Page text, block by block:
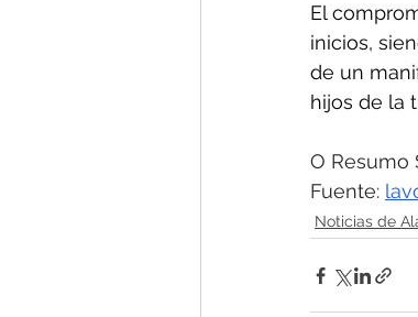
El
inicios,
de un
hijos de la
O Resumo
Fuente:
Noticias de